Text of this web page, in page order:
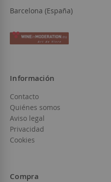
Barcelona (España)
Información
Contacto
Quiénes somos
Aviso legal
Privacidad
Cookies
Compra